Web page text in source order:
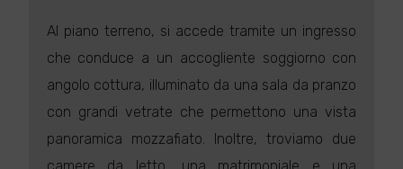
Al piano terreno, si accede tramite un ingresso
che conduce a un accogliente soggiorno con
angolo cottura, illuminato da una sala da pranzo
con grandi vetrate che permettono una vista
panoramica mozzafiato. Inoltre, troviamo due